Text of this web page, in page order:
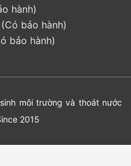
hành)
bảo hành)
bảo hành)
môi trường và thoát nước
2015